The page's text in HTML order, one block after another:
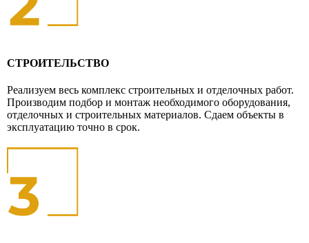
СТРОИТЕЛЬСТВО
Реализуем весь комплекс строительных и отделочных работ.
Производим подбор и монтаж необходимого оборудования,
отделочных и строительных материалов. Сдаем объекты в
эксплуатацию точно в срок.